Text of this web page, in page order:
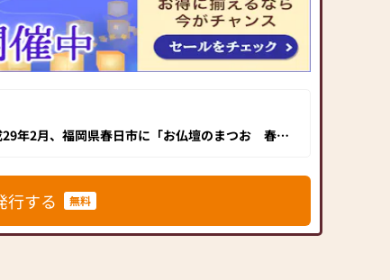
年2月、福岡県春日市に「お仏壇のまつお 春日
ーからも15分と交通アクセスも抜群！インテリ
が20本ほど展示されており、予算や好みに合わ
ぶことができます。ぜひ、お気に入りのお仏壇
行する 無料